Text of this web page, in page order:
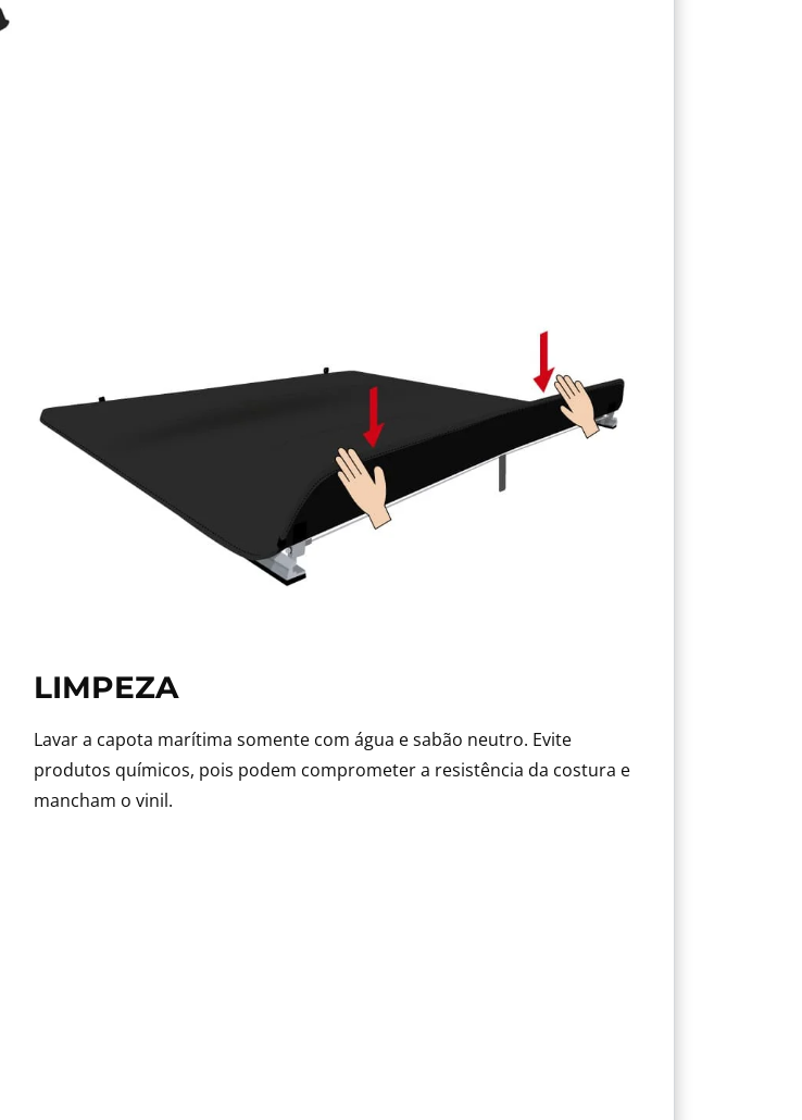
LIMPEZA
Lavar a capota marítima somente com água e sabão neutro. Evite
produtos químicos, pois podem comprometer a resistência da costura e
mancham o vinil.